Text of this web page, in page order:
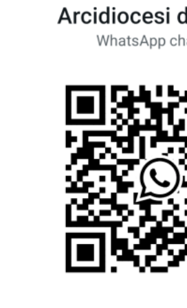
ore 11:30 - Lucca, Scuola
- Viale Castruccio
murales in
curato dal Liceo
ore 18 - Fiano
- Messa in
celebrata da mons.
di Lucca
ore 20.30 -
al Cippo di don
della Memoria in alcuni
città. Ritrovo alle ore